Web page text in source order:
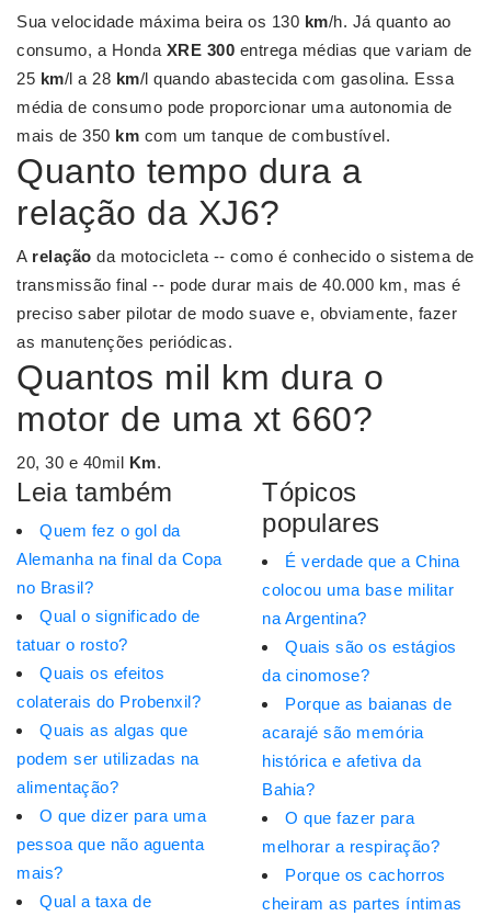
Sua velocidade máxima beira os 130 km/h. Já quanto ao
consumo, a Honda XRE 300 entrega médias que variam de
25 km/l a 28 km/l quando abastecida com gasolina. Essa
média de consumo pode proporcionar uma autonomia de
mais de 350 km com um tanque de combustível.
Quanto tempo dura a
relação da XJ6?
A relação da motocicleta -- como é conhecido o sistema de
transmissão final -- pode durar mais de 40.000 km, mas é
preciso saber pilotar de modo suave e, obviamente, fazer
as manutenções periódicas.
Quantos mil km dura o
motor de uma xt 660?
20, 30 e 40mil Km.
Leia também
Quem fez o gol da
Alemanha na final da Copa
no Brasil?
Qual o significado de
tatuar o rosto?
Quais os efeitos
colaterais do Probenxil?
Quais as algas que
podem ser utilizadas na
alimentação?
O que dizer para uma
pessoa que não aguenta
mais?
Qual a taxa de
Tópicos
populares
É verdade que a China
colocou uma base militar
na Argentina?
Quais são os estágios
da cinomose?
Porque as baianas de
acarajé são memória
histórica e afetiva da
Bahia?
O que fazer para
melhorar a respiração?
Porque os cachorros
cheiram as partes íntimas